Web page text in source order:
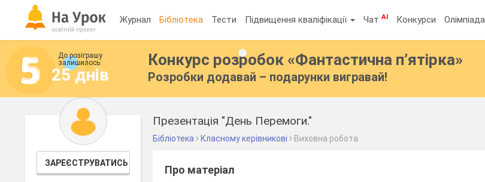
Журнал Бібліотека Тести Підвищення кваліфікації ЧатAI Конкурси Олімпіада
До розіграшу
залишилось:
25 днів
Конкурс розробок «Фантастична п’ятірка»
Розробки додавай – подарунки вигравай!
ЗАРЕЄСТРУВАТИСЬ
Презентація "День Перемоги."
Бібліотека Класному керівникові Виховна робота
Про матеріал